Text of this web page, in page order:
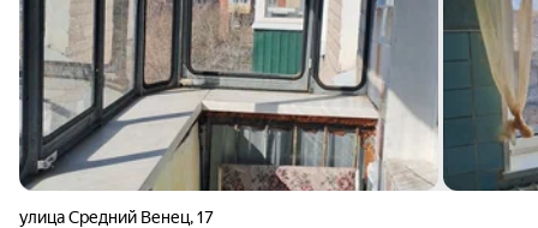
улица Средний Венец,17